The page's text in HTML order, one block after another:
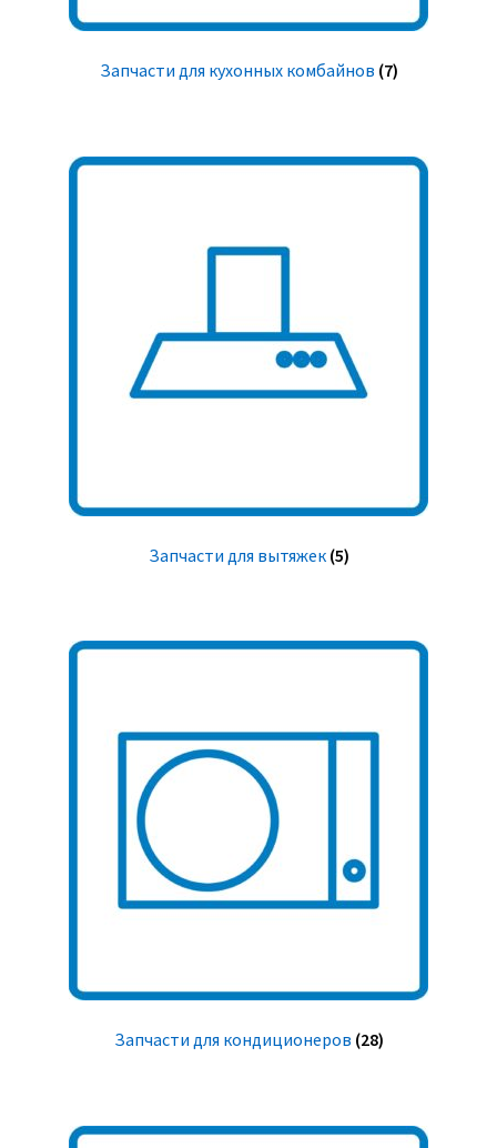
Запчасти для кухонных комбайнов (7)
Запчасти для вытяжек (5)
Запчасти для кондиционеров (28)